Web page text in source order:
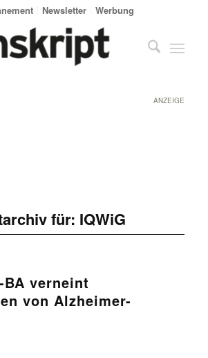
Newsletter Werbung
ANZEIGE
für: IQWiG
verneint
von Alzheimer-